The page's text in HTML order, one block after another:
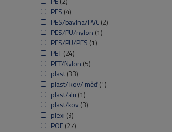
PES (4)
PES/bavlna/PVC(2)
PES/PU/nylon (1)
PES/PU/PES (1)
PET(24)
PET/Nylon (5)
plast(33)
plast/ kov/ měď(1)
plast/alu (1)
plast/kov(3)
plexi (9)
POF(27)